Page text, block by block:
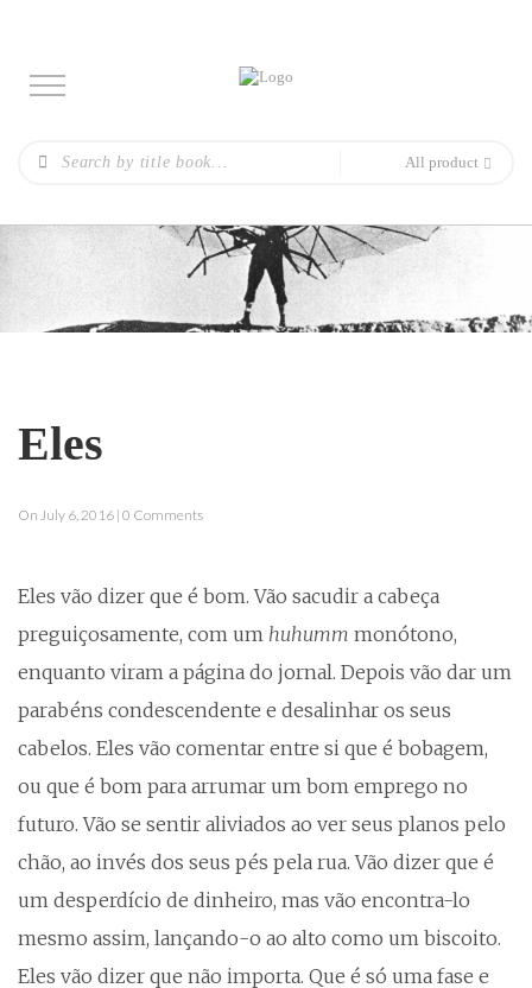
All product
Eles
On July 6, 2016 | 0 Comments
Eles vão dizer que é bom. Vão sacudir a cabeça
preguiçosamente, com um huhumm monótono,
enquanto viram a página do jornal. Depois vão dar um
parabéns condescendente e desalinhar os seus
cabelos. Eles vão comentar entre si que é bobagem,
ou que é bom para arrumar um bom emprego no
futuro. Vão se sentir aliviados ao ver seus planos pelo
chão, ao invés dos seus pés pela rua. Vão dizer que é
um desperdício de dinheiro, mas vão encontra-lo
mesmo assim, lançando-o ao alto como um biscoito.
Eles vão dizer que não importa. Que é só uma fase e